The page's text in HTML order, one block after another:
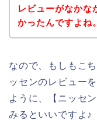
レビューがなかな
かったんですよね。
なので、もしもこ
ッセンのレビュー
ように、【ニッセ
みるといいですよ♪